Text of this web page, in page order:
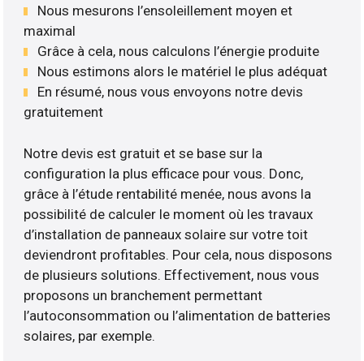
Nous mesurons l’ensoleillement moyen et
maximal
Grâce à cela, nous calculons l’énergie produite
Nous estimons alors le matériel le plus adéquat
En résumé, nous vous envoyons notre devis
gratuitement
Notre devis est gratuit et se base sur la
configuration la plus efficace pour vous. Donc,
grâce à l’étude rentabilité menée, nous avons la
possibilité de calculer le moment où les travaux
d’installation de panneaux solaire sur votre toit
deviendront profitables. Pour cela, nous disposons
de plusieurs solutions. Effectivement, nous vous
proposons un branchement permettant
l’autoconsommation ou l’alimentation de batteries
solaires, par exemple.